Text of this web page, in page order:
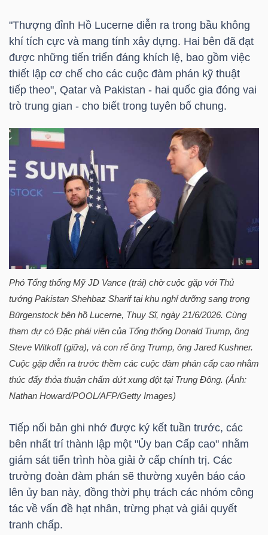
"Thượng đỉnh Hồ Lucerne diễn ra trong bầu không
khí tích cực và mang tính xây dựng. Hai bên đã đạt
được những tiến triển đáng khích lệ, bao gồm việc
thiết lập cơ chế cho các cuộc đàm phán kỹ thuật
tiếp theo", Qatar và Pakistan - hai quốc gia đóng vai
trò trung gian - cho biết trong tuyên bố chung.
Phó Tổng thống Mỹ JD Vance (trái) chờ cuộc gặp với Thủ
tướng Pakistan Shehbaz Sharif tại khu nghỉ dưỡng sang trọng
Bürgenstock bên hồ Lucerne, Thụy Sĩ, ngày 21/6/2026. Cùng
tham dự có Đặc phái viên của Tổng thống Donald Trump, ông
Steve Witkoff (giữa), và con rể ông Trump, ông Jared Kushner.
Cuộc gặp diễn ra trước thềm các cuộc đàm phán cấp cao nhằm
thúc đẩy thỏa thuận chấm dứt xung đột tại Trung Đông. (Ảnh:
Nathan Howard/POOL/AFP/Getty Images)
Tiếp nối bản ghi nhớ được ký kết tuần trước, các
bên nhất trí thành lập một "Ủy ban Cấp cao" nhằm
giám sát tiến trình hòa giải ở cấp chính trị. Các
trưởng đoàn đàm phán sẽ thường xuyên báo cáo
lên ủy ban này, đồng thời phụ trách các nhóm công
tác về vấn đề hạt nhân, trừng phạt và giải quyết
tranh chấp.
TÀI
CHÍNH
HÀNG
HÓA
ĐÔNG
DƯƠNG
TÀI
NHÂN